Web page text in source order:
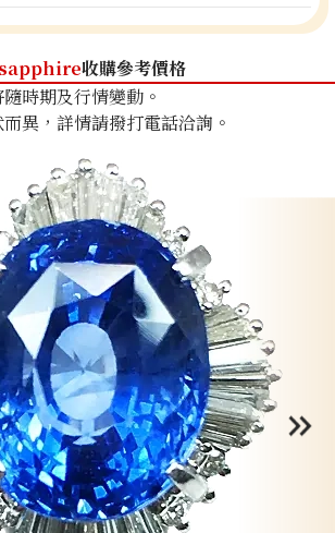
sapphire收購參考價格
時期及行情變動。
異，詳情請撥打電話洽詢。